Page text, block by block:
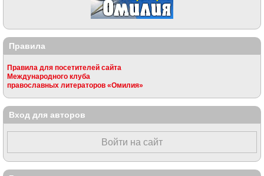
Правила
Правила для посетителей сайта
Международного клуба
православных литераторов «Омилия»
Вход для авторов
Войти на сайт